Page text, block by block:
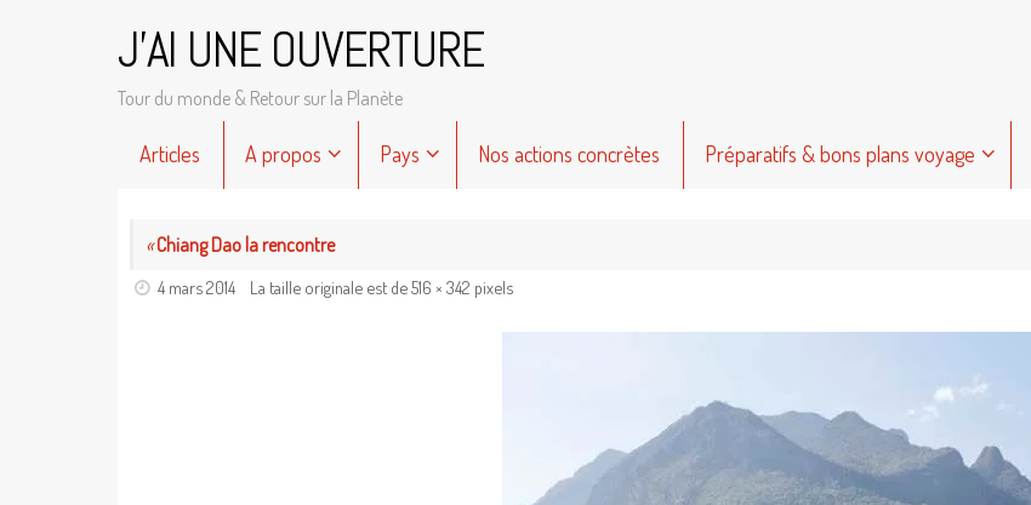
J'AI UNE OUVERTURE
Tour du monde & Retour sur la Planète
Articles A propos Pays Nos actions concrètes Préparatifs & bons plans voyage
«Chiang Dao la rencontre
4 mars 2014 La taille originale est de516 × 342 pixels